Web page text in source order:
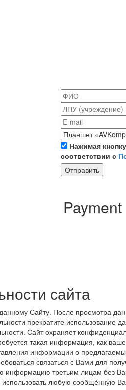
Нажимая
соответствии с
Отправить
сайта
Сайту. После просмотра
прекратите
Сайт охраняет
такая информация, как
информации о
связаться с Вами для
информацию третьим лицам
использовать любую сообщѐнную